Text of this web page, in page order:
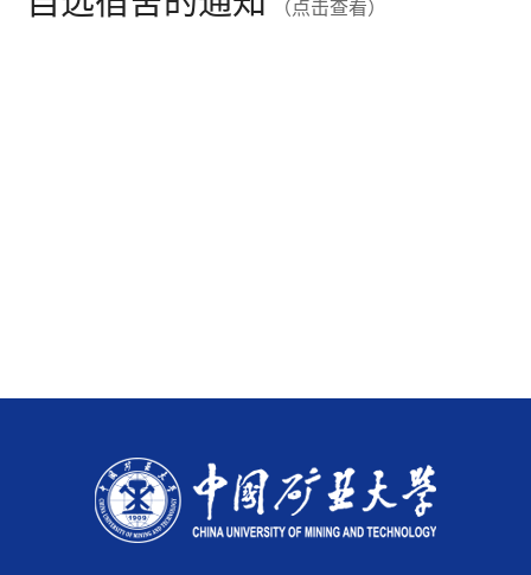
（点击查看）